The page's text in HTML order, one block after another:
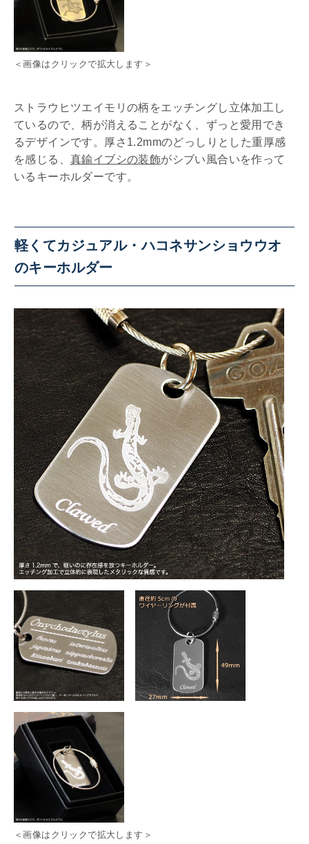
＜画像はクリックで拡大します＞
ストラウヒツエイモリの柄をエッチングし立体加工し
ているので、柄が消えることがなく、ずっと愛用でき
るデザインです。厚さ1.2mmのどっしりとした重厚感
を感じる、 真鍮イブシの装飾がシブい風合いを作って
いるキーホルダーです。
軽くてカジュアル・ハコネサンショウウオ
のキーホルダー
＜画像はクリックで拡大します＞